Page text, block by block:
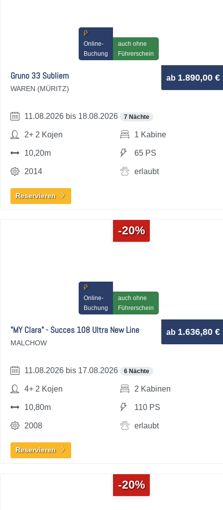
auch ohne
Führerschein
Online-
Buchung
Gruno 33 Subliem
WAREN (MÜRITZ)
ab 1.890,00 €
11.08.2026 bis 18.08.2026 7 Nächte
2+ 2 Kojen 1 Kabine
10,20m 65 PS
2014 erlaubt
Reservieren
-20%
auch ohne
Führerschein
Online-
Buchung
"MY Clara" - Succes 108 Ultra New Line
MALCHOW
ab 1.636,80 €
11.08.2026 bis 17.08.2026 6 Nächte
4+ 2 Kojen 2 Kabinen
10,80m 110 PS
2008 erlaubt
Reservieren
-20%